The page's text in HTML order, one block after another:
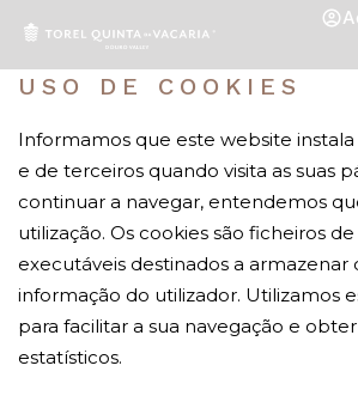
USO DE COOKIES
Informamos que este website
e de terceiros quando visita as suas
continuar a navegar, entendemos
utilização. Os cookies são ficheiros
executáveis destinados a
informação do utilizador. Utilizamos
para facilitar a sua navegação e
estatísticos.